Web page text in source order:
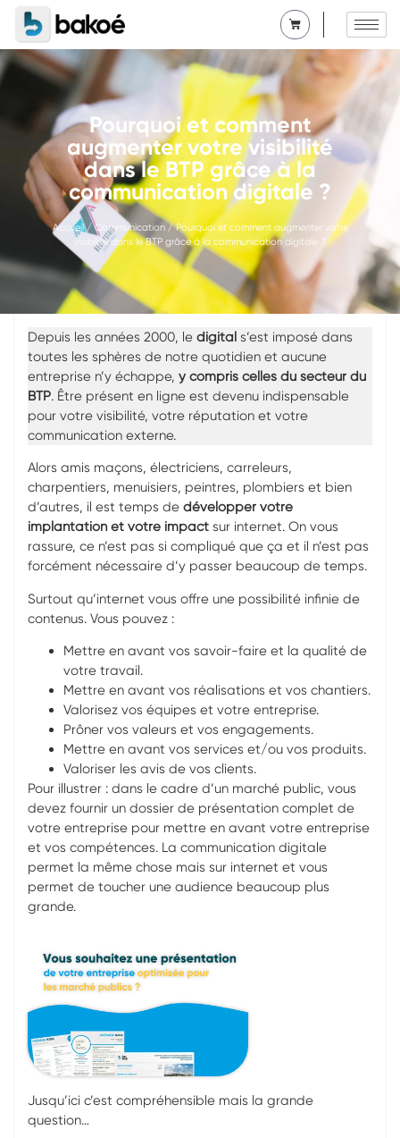
Pourquoi et comment
augmenter votre visibilité
dans le BTP grâce à la
communication digitale ?
Accueil/Communication/ Pourquoi et comment augmenter votre
visibilité dans le BTP grâce à la communication digitale ?
Depuis les années 2000, le digital s’est imposé dans
toutes les sphères de notre quotidien et aucune
entreprise n’y échappe, y compris celles du secteur du
BTP. Être présent en ligne est devenu indispensable
pour votre visibilité, votre réputation et votre
communication externe.
Alors amis maçons, électriciens, carreleurs,
charpentiers, menuisiers, peintres, plombiers et bien
d’autres, il est temps de développer votre
implantation et votre impact sur internet. On vous
rassure, ce n’est pas si compliqué que ça et il n’est pas
forcément nécessaire d’y passer beaucoup de temps.
Surtout qu’internet vous offre une possibilité infinie de
contenus. Vous pouvez :
Mettre en avant vos savoir-faire et la qualité de
votre travail.
Mettre en avant vos réalisations et vos chantiers.
Valorisez vos équipes et votre entreprise.
Prôner vos valeurs et vos engagements.
Mettre en avant vos services et/ou vos produits.
Valoriser les avis de vos clients.
Pour illustrer : dans le cadre d’un marché public, vous
devez fournir un dossier de présentation complet de
votre entreprise pour mettre en avant votre entreprise
et vos compétences. La communication digitale
permet la même chose mais sur internet et vous
permet de toucher une audience beaucoup plus
grande.
Jusqu’ici c’est compréhensible mais la grande
question…